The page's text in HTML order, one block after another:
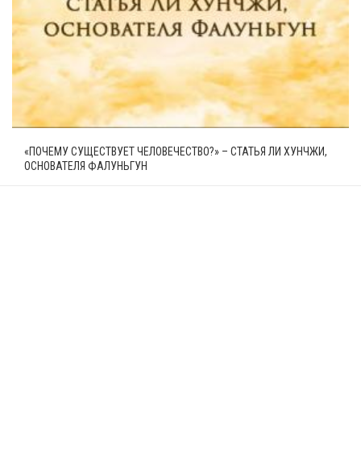
«ПОЧЕМУ СУЩЕСТВУЕТ ЧЕЛОВЕЧЕСТВО?» – СТАТЬЯ ЛИ ХУНЧЖИ,
ОСНОВАТЕЛЯ ФАЛУНЬГУН